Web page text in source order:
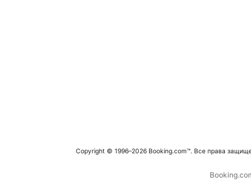
Copyright © 1996–2026 Booking.com™. Все права